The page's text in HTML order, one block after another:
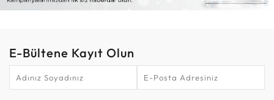
E-Bültene Kayıt Olun